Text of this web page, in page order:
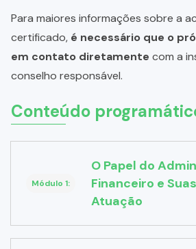
Para maiores informações sobre a
certificado, é necessário que o
em contato diretamente com a
conselho responsável.
Conteúdo
Módulo 1:
O Papel do
Financeiro e
Atuação